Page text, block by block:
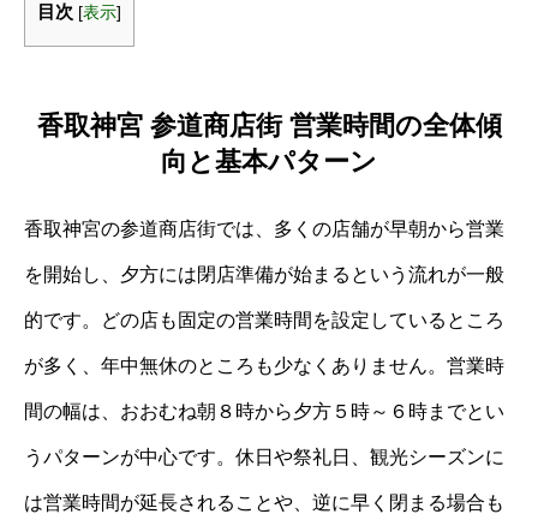
目次 [表示]
香取神宮 参道商店街 営業時間の全体傾
向と基本パターン
香取神宮の参道商店街では、多くの店舗が早朝から営業
を開始し、夕方には閉店準備が始まるという流れが一般
的です。どの店も固定の営業時間を設定しているところ
が多く、年中無休のところも少なくありません。営業時
間の幅は、おおむね朝８時から夕方５時～６時までとい
うパターンが中心です。休日や祭礼日、観光シーズンに
は営業時間が延長されることや、逆に早く閉まる場合も